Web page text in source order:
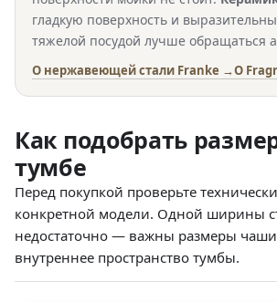
гладкую поверхность и
тяжелой посудой лучше обращаться
О нержавеющей стали Franke →О
Как подобрать
тумбе
Перед покупкой проверьте
конкретной модели. Одной ширины
недостаточно — важны размеры
внутреннее пространство тумбы.